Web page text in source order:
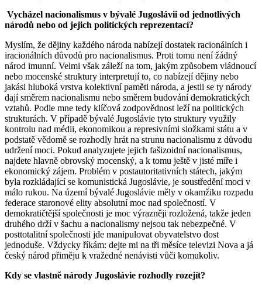
Vycházel nacionalismus v bývalé Jugoslávii od jednotlivých
národů nebo od jejich politických reprezentací?
Myslím, že dějiny každého národa nabízejí dostatek racionálních i
iracionálních důvodů pro nacionalismus. Proti tomu není žádný
národ imunní. Velmi však záleží na tom, jakým způsobem vládnoucí
nebo mocenské struktury interpretují to, co nabízejí dějiny nebo
jakási hluboká vrstva kolektivní paměti národa, a jestli se ty národy
dají směrem nacionalismu nebo směrem budování demokratických
vztahů. Podle mne tedy klíčová zodpovědnost leží na politických
strukturách. V případě bývalé Jugoslávie tyto struktury využily
kontrolu nad médii, ekonomikou a represivními složkami státu a v
podstatě vědomě se rozhodly hrát na strunu nacionalismu z důvodu
udržení moci. Pokud analyzujete jejich fašizoidní nacionalismus,
najdete hlavně obrovský mocenský, a k tomu ještě v jisté míře i
ekonomický zájem. Problém v postautoritativních státech, jakým
byla rozkládající se komunistická Jugoslávie, je soustředění moci v
málo rukou. Na území bývalé Jugoslávie měly v okamžiku rozpadu
federace staronové elity absolutní moc nad společností. V
demokratičtější společnosti je moc výrazněji rozložená, takže jeden
druhého drží v šachu a nacionalismy nejsou tak nebezpečné. V
posttotalitní společnosti jde manipulovat obyvatelstvo dost
jednoduše. Vždycky říkám: dejte mi na tři měsíce televizi Nova a já
český národ přiměju k vražedné nenávisti vůči komukoliv.
Kdy se vlastně národy Jugoslávie rozhodly rozejít?